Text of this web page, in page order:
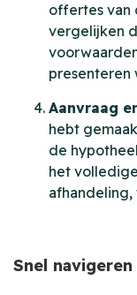
offertes van
vergelijken
presenteren
Aanvraag
hebt
de
het
Snel navigeren